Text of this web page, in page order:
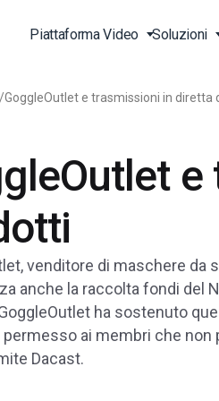
Piattaforma Video
Piattaforma Video
(OVP)
Trasmetti Video in
Hosting Video Online
HTTP Live Streaming
Soluzioni
Lezioni di Fitness dal
Trasmetti Sport in
Chiese e Case di Culto
Governi e Comuni
Istituzioni Educative e
Documentazione API
Documentazione
Stampa
Studio di Casistiche
/GoggleOutlet e trasmissioni in diretta
venditore di maschere da
anche la raccolta fondi del
ha sostenuto
permesso ai membri che non
Dacast.